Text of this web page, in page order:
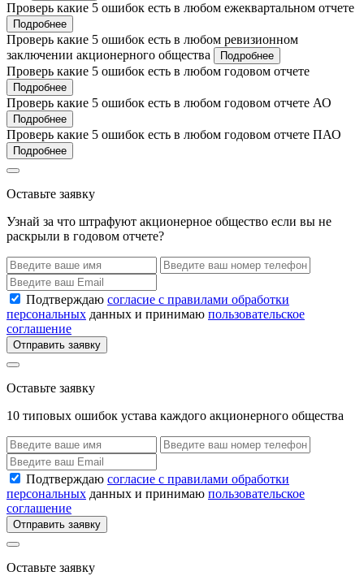
Проверь какие 5 ошибок есть в любом ежеквартальном отчете
Подробнее
Проверь какие 5 ошибок есть в любом ревизионном
заключении акционерного общества
Подробнее
Проверь какие 5 ошибок есть в любом годовом отчете
Подробнее
Проверь какие 5 ошибок есть в любом годовом отчете АО
Подробнее
Проверь какие 5 ошибок есть в любом годовом отчете ПАО
Подробнее
Оставьте заявку
Узнай за что штрафуют акционерное общество если вы не
раскрыли в годовом отчете?
Подтверждаю согласие с правилами обработки
персональных данных и принимаю пользовательское
соглашение
Отправить заявку
Оставьте заявку
10 типовых ошибок устава каждого акционерного общества
Подтверждаю согласие с правилами обработки
персональных данных и принимаю пользовательское
соглашение
Отправить заявку
Оставьте заявку